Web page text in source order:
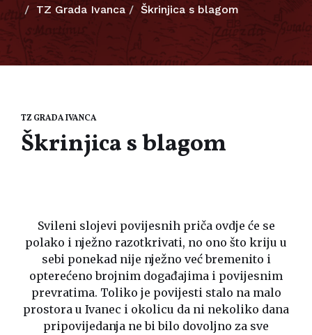
TZ Grada Ivanca
Škrinjica s blagom
TZ GRADA IVANCA
Škrinjica s blagom
Svileni slojevi povijesnih priča ovdje će se
polako i nježno razotkrivati, no ono što kriju u
sebi ponekad nije nježno već bremenito i
opterećeno brojnim događajima i povijesnim
prevratima. Toliko je povijesti stalo na malo
prostora u Ivanec i okolicu da ni nekoliko dana
pripovijedanja ne bi bilo dovoljno za sve